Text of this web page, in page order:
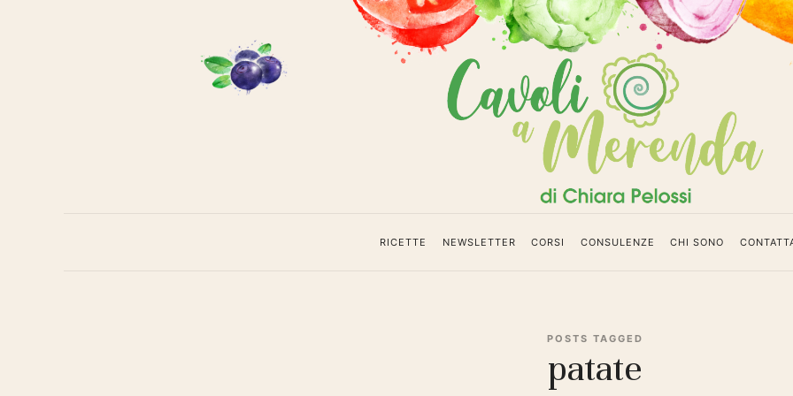
Cavoli
RICETTE NEWSLETTER CORSI CONSULENZE CHI SONO
POSTS TAGGED
patate